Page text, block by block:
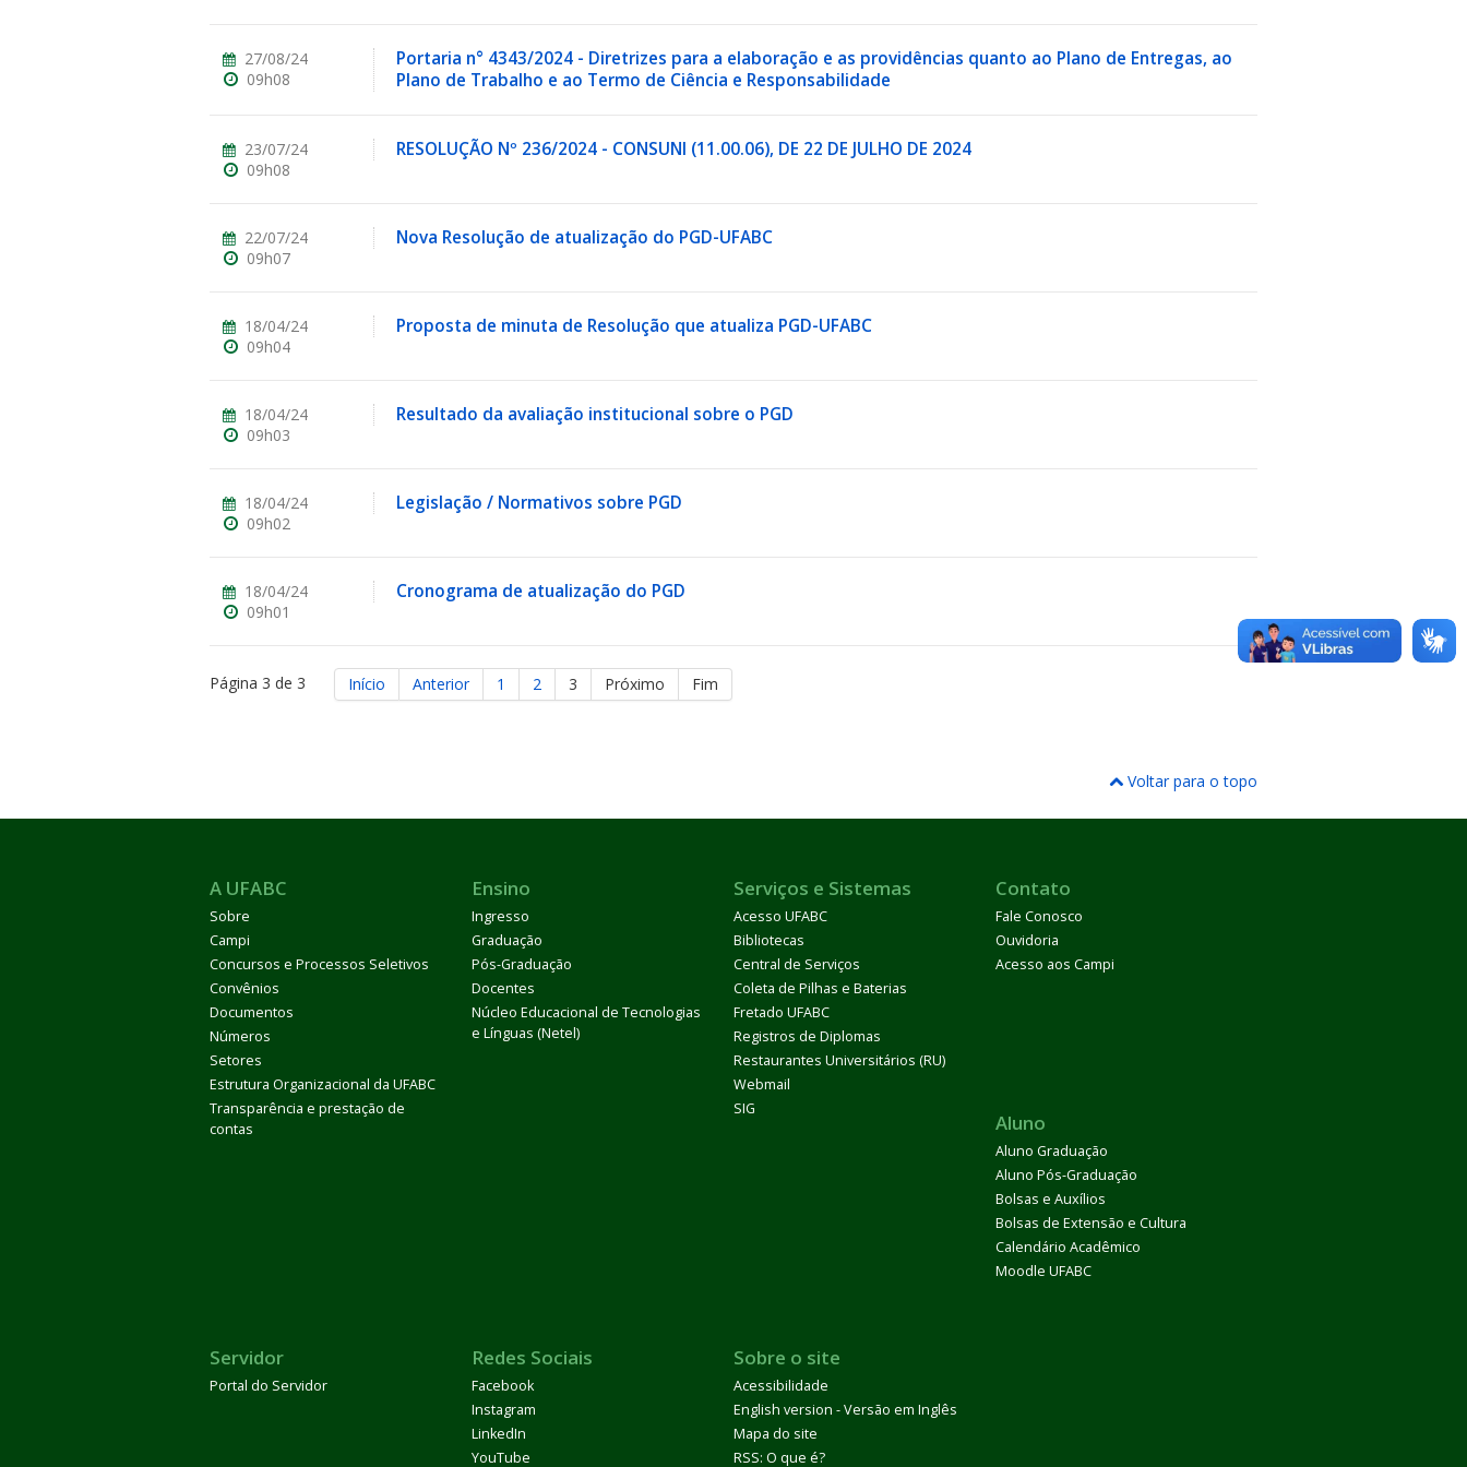
Portaria n° 4343/2024 - Diretrizes para a elaboração e as providências quanto ao Plano de Entregas, ao
Plano de Trabalho e ao Termo de Ciência e Responsabilidade
27/08/24
09h08
RESOLUÇÃO Nº 236/2024 - CONSUNI (11.00.06), DE 22 DE JULHO DE 2024
23/07/24
09h08
Nova Resolução de atualização do PGD-UFABC
22/07/24
09h07
Proposta de minuta de Resolução que atualiza PGD-UFABC
18/04/24
09h04
Resultado da avaliação institucional sobre o PGD
18/04/24
09h03
Legislação / Normativos sobre PGD
18/04/24
09h02
Cronograma de atualização do PGD
18/04/24
09h01
Página 3 de 3 Início Anterior 1 2 3 Próximo Fim
Voltar para o topo
A UFABC
Sobre
Campi
Concursos e Processos Seletivos
Convênios
Documentos
Números
Setores
Estrutura Organizacional da UFABC
Transparência e prestação de
contas
Ensino
Ingresso
Graduação
Pós-Graduação
Docentes
Núcleo Educacional de Tecnologias
e Línguas (Netel)
Serviços e Sistemas
Acesso UFABC
Bibliotecas
Central de Serviços
Coleta de Pilhas e Baterias
Fretado UFABC
Registros de Diplomas
Restaurantes Universitários (RU)
Webmail
SIG
Contato
Fale Conosco
Ouvidoria
Acesso aos Campi
Aluno
Aluno Graduação
Aluno Pós-Graduação
Bolsas e Auxílios
Bolsas de Extensão e Cultura
Calendário Acadêmico
Moodle UFABC
Servidor
Portal do Servidor
Redes Sociais
Facebook
Instagram
LinkedIn
YouTube
Sobre o site
Acessibilidade
English version - Versão em Inglês
Mapa do site
RSS: O que é?